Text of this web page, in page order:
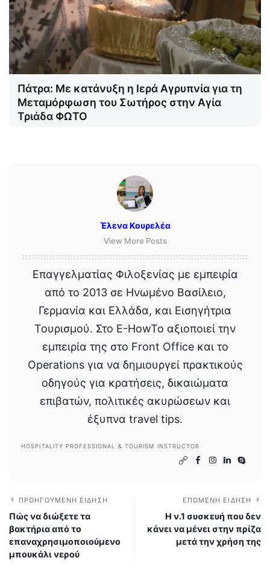
Πάτρα: Με κατάνυξη η Ιερά Αγρυπνία για τη
Μεταμόρφωση του Σωτήρος στην Αγία
Τριάδα ΦΩΤΟ
Έλενα Κουρελέα
View More Posts
Επαγγελματίας Φιλοξενίας με εμπειρία
από το 2013 σε Ηνωμένο Βασίλειο,
Γερμανία και Ελλάδα, και Εισηγήτρια
Τουρισμού. Στο E-HowTo αξιοποιεί την
εμπειρία της στο Front Office και το
Operations για να δημιουργεί πρακτικούς
οδηγούς για κρατήσεις, δικαιώματα
επιβατών, πολιτικές ακυρώσεων και
έξυπνα travel tips.
HOSPITALITY PROFESSIONAL & TOURISM INSTRUCTOR
ΠΡΟΗΓΟΎΜΕΝΗ ΕΊΔΗΣΗ
Πώς να διώξετε τα
βακτήρια από το
επαναχρησιμοποιούμενο
μπουκάλι νερού
ΕΠΌΜΕΝΗ ΕΊΔΗΣΗ
Η ν.1 συσκευή που δεν
κάνει να μένει στην πρίζα
μετά την χρήση της